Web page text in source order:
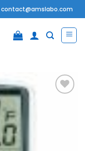
contact@amslabo.com